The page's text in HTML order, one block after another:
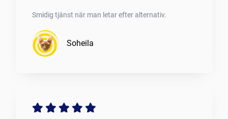
Smidig tjänst när man letar efter alternativ.
Soheila